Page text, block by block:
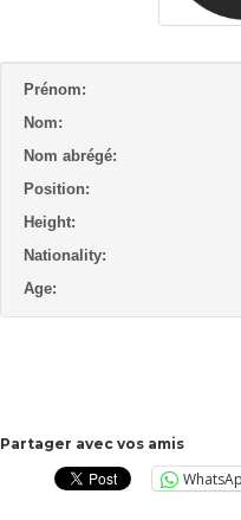
Prénom:
Nom:
Nom abrégé:
Position:
Height:
Nationality:
Age:
Partager avec vos amis